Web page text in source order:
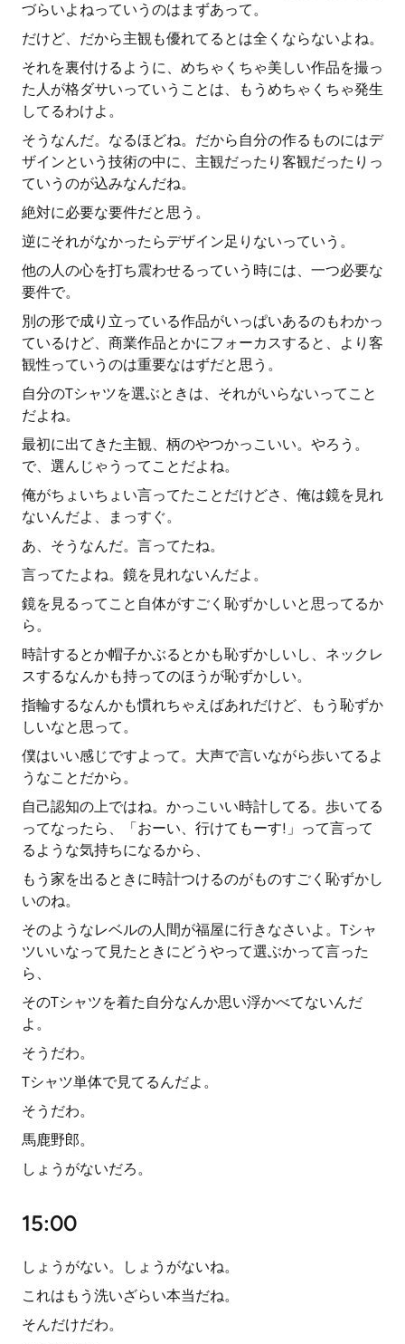
づらいよねっていうのはまずあって。
だけど、だから主観も優れてるとは全くならないよね。
それを裏付けるように、めちゃくちゃ美しい作品を撮っ
た人が格ダサいっていうことは、もうめちゃくちゃ発生
してるわけよ。
そうなんだ。なるほどね。だから自分の作るものにはデ
ザインという技術の中に、主観だったり客観だったりっ
ていうのが込みなんだね。
絶対に必要な要件だと思う。
逆にそれがなかったらデザイン足りないっていう。
他の人の心を打ち震わせるっていう時には、一つ必要な
要件で。
別の形で成り立っている作品がいっぱいあるのもわかっ
ているけど、商業作品とかにフォーカスすると、より客
観性っていうのは重要なはずだと思う。
自分のTシャツを選ぶときは、それがいらないってこと
だよね。
最初に出てきた主観、柄のやつかっこいい。やろう。
で、選んじゃうってことだよね。
俺がちょいちょい言ってたことだけどさ、俺は鏡を見れ
ないんだよ、まっすぐ。
あ、そうなんだ。言ってたね。
言ってたよね。鏡を見れないんだよ。
鏡を見るってこと自体がすごく恥ずかしいと思ってるか
ら。
時計するとか帽子かぶるとかも恥ずかしいし、ネックレ
スするなんかも持ってのほうが恥ずかしい。
指輪するなんかも慣れちゃえばあれだけど、もう恥ずか
しいなと思って。
僕はいい感じですよって。大声で言いながら歩いてるよ
うなことだから。
自己認知の上ではね。かっこいい時計してる。歩いてる
ってなったら、「おーい、行けてもーす!」って言って
るような気持ちになるから、
もう家を出るときに時計つけるのがものすごく恥ずかし
いのね。
そのようなレベルの人間が福屋に行きなさいよ。Tシャ
ツいいなって見たときにどうやって選ぶかって言った
ら、
そのTシャツを着た自分なんか思い浮かべてないんだ
よ。
そうだわ。
Tシャツ単体で見てるんだよ。
そうだわ。
馬鹿野郎。
しょうがないだろ。
15:00
しょうがない。しょうがないね。
これはもう洗いざらい本当だね。
そんだけだわ。